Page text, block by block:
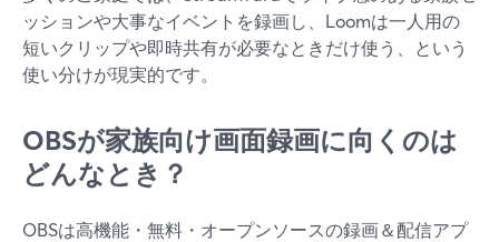
ッションや大事なイベントを録画し、Loomは一人用の
短いクリップや即時共有が必要なときだけ使う、という
使い分けが現実的です。
OBSが家族向け画面録画に向くのは
どんなとき？
OBSは高機能・無料・オープンソースの録画＆配信アプ